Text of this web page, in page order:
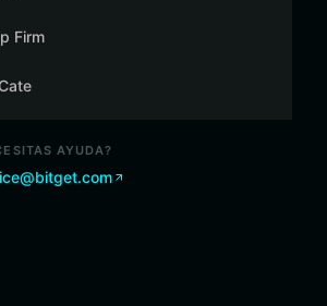
Firm
AYUDA?